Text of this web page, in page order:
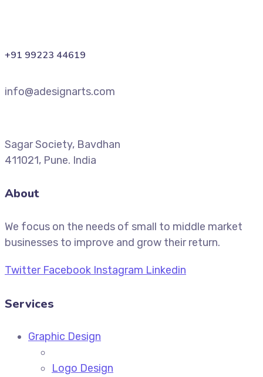
+91 99223 44619
info@adesignarts.com
Sagar Society, Bavdhan
411021, Pune. India
About
We focus on the needs of small to middle market
businesses to improve and grow their return.
Twitter Facebook Instagram Linkedin
Services
Graphic Design
Logo Design